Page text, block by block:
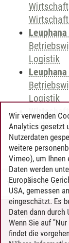
Logistik
Logistik
Timo Leder/
KONTAKT
LEUPHANA ALS
Wir verwenden
Analytics gesetzt
Nutzerdaten
weitere
Vimeo), um Ihnen
Daten werden
Europäische
USA, gemessen
eingeschätzt. Es
Daten dann durch
Wenn Sie auf
findet die